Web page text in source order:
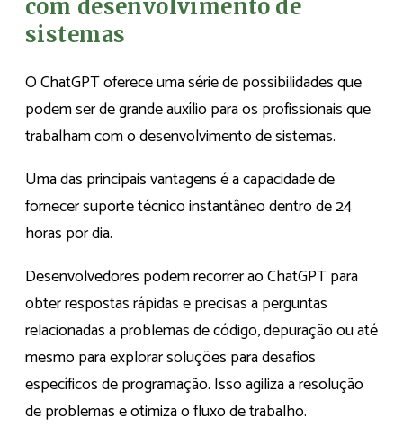
com desenvolvimento de
sistemas
O ChatGPT oferece uma série de possibilidades que
podem ser de grande auxílio para os profissionais que
trabalham com o desenvolvimento de sistemas.
Uma das principais vantagens é a capacidade de
fornecer suporte técnico instantâneo dentro de 24
horas por dia.
Desenvolvedores podem recorrer ao ChatGPT para
obter respostas rápidas e precisas a perguntas
relacionadas a problemas de código, depuração ou até
mesmo para explorar soluções para desafios
específicos de programação. Isso agiliza a resolução
de problemas e otimiza o fluxo de trabalho.